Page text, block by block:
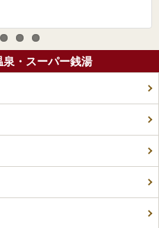
泉・スーパー銭湯